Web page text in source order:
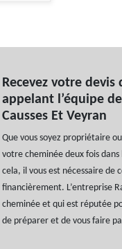
Recevez votre
appelant l’équipe
Causses Et Veyran
Que vous soyez propriétaire
votre cheminée deux fois
cela, il vous est nécessaire de
financièrement. L’entreprise
cheminée et qui est réputée
de préparer et de vous faire